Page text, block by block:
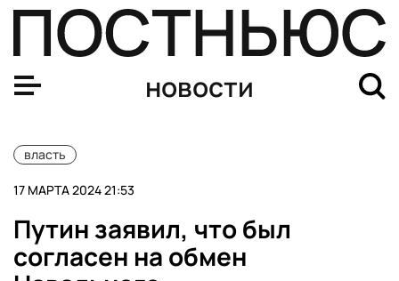
новости
власть
17 МАРТА 2024 21:53
Путин заявил, что был
согласен на обмен
Швеция официально вступила в НАТО